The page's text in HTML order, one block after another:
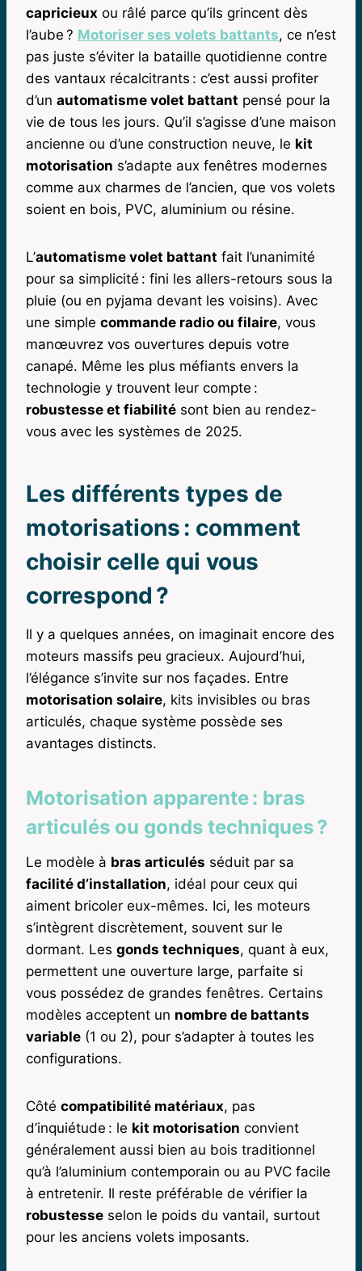
capricieux ou râlé parce qu’ils grincent dès
l’aube ? Motoriser ses volets battants, ce n’est
pas juste s’éviter la bataille quotidienne contre
des vantaux récalcitrants : c’est aussi profiter
d’un automatisme volet battant pensé pour la
vie de tous les jours. Qu’il s’agisse d’une maison
ancienne ou d’une construction neuve, le kit
motorisation s’adapte aux fenêtres modernes
comme aux charmes de l’ancien, que vos volets
soient en bois, PVC, aluminium ou résine.
L’automatisme volet battant fait l’unanimité
pour sa simplicité : fini les allers-retours sous la
pluie (ou en pyjama devant les voisins). Avec
une simple commande radio ou filaire, vous
manœuvrez vos ouvertures depuis votre
canapé. Même les plus méfiants envers la
technologie y trouvent leur compte :
robustesse et fiabilité sont bien au rendez-
vous avec les systèmes de 2025.
Les différents types de
motorisations : comment
choisir celle qui vous
correspond ?
Il y a quelques années, on imaginait encore des
moteurs massifs peu gracieux. Aujourd’hui,
l’élégance s’invite sur nos façades. Entre
motorisation solaire, kits invisibles ou bras
articulés, chaque système possède ses
avantages distincts.
Motorisation apparente : bras
articulés ou gonds techniques ?
Le modèle à bras articulés séduit par sa
facilité d’installation, idéal pour ceux qui
aiment bricoler eux-mêmes. Ici, les moteurs
s’intègrent discrètement, souvent sur le
dormant. Les gonds techniques, quant à eux,
permettent une ouverture large, parfaite si
vous possédez de grandes fenêtres. Certains
modèles acceptent un nombre de battants
variable (1 ou 2), pour s’adapter à toutes les
configurations.
Côté compatibilité matériaux, pas
d’inquiétude : le kit motorisation convient
généralement aussi bien au bois traditionnel
qu’à l’aluminium contemporain ou au PVC facile
à entretenir. Il reste préférable de vérifier la
robustesse selon le poids du vantail, surtout
pour les anciens volets imposants.